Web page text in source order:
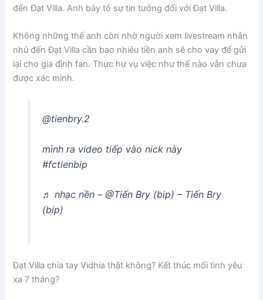
đến Đạt Villa. Anh bày tỏ sự tin tưởng đối với Đạt Villa.
Không những thế anh còn nhờ người xem livestream nhắn
nhủ đến Đạt Villa cần bao nhiêu tiền anh sẽ cho vay để gửi
lại cho gia đình fan. Thực hư vụ việc như thế nào vẫn chưa
được xác minh.
@tienbry.2
mình ra video tiếp vào nick này
#fctienbip
♬ nhạc nền – @Tiến Bry (bip) – Tiến Bry
(bip)
Đạt Villa chia tay Vidhia thật không? Kết thúc mối tình yêu
xa 7 tháng?